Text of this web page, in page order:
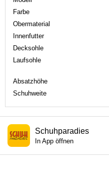
Farbe
Obermaterial
Innenfutter
Decksohle
Laufsohle
Absatzhöhe
Schuhweite
Schuhparadies
In App öffnen